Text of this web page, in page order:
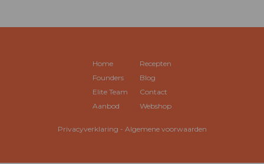
Home
Founders
Elite Team
Aanbod
Recepten
Blog
Contact
Webshop
Privacyverklaring - Algemene voorwaarden